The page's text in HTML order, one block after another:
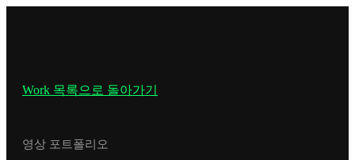
Work 목록으로 돌아가기
영상 포트폴리오